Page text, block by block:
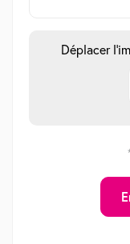
Déplacer